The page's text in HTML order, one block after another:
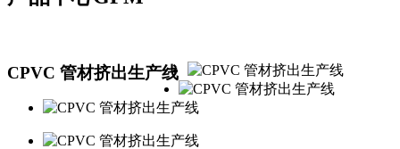
CPVC 管材挤出生产线